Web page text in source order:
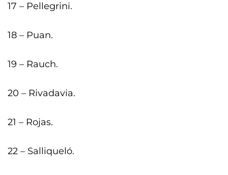
17 – Pellegrini.
18 – Puan.
19 – Rauch.
20 – Rivadavia.
21 – Rojas.
22 – Salliqueló.